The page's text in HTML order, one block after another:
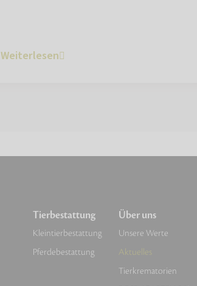
Weiterlesen
Tierbestattung
Kleintierbestattung
Pferdebestattung
Über uns
Unsere Werte
Aktuelles
Tierkrematorien